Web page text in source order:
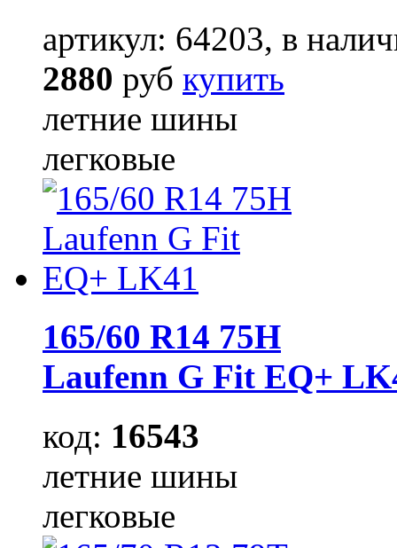
артикул: 64203, в
2880 руб купить
летние шины
легковые
165/60 R14 75H
Laufenn G Fit EQ+
код: 16543
летние шины
легковые